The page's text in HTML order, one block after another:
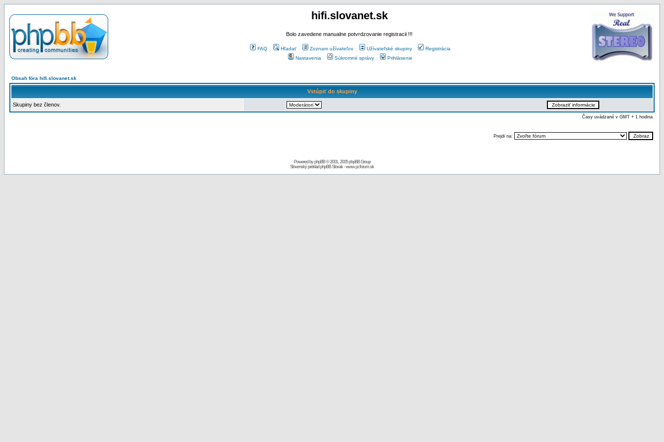
hifi.slovanet.sk
Bolo zavedene manualne potvrdzovanie registracii !!!
FAQ Hľadať Zoznam užívateľov Užívateľské skupiny
Registrácia
Nastavenia
Súkromné správy Prihlásenie
Obsah fóra hifi.slovanet.sk
Vstúpiť do skupiny
Skupiny bez členov.
Časy uvádzané v GMT + 1 hodina
Prejdi na:
Powered byphpBB© 2001, 2005 phpBB Group
Slovenský preklad phpBB Slovak-www.pcforum.sk